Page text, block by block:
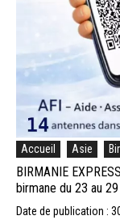
Accueil Asie
BIRMANIE
birmane du 23 au
Date de publication :